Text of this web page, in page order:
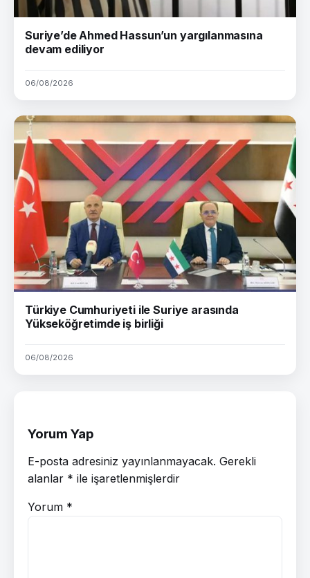
Suriye’de Ahmed Hassun’un yargılanmasına
devam ediliyor
06/08/2026
Türkiye Cumhuriyeti ile Suriye arasında
Yükseköğretimde iş birliği
06/08/2026
Yorum Yap
E-posta adresiniz yayınlanmayacak. Gerekli
alanlar * ile işaretlenmişlerdir
Yorum *